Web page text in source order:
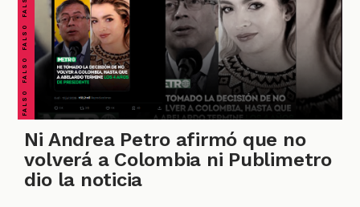
PODCAST
Ni Andrea Petro afirmó que no
volverá a Colombia ni Publimetro
dio la noticia